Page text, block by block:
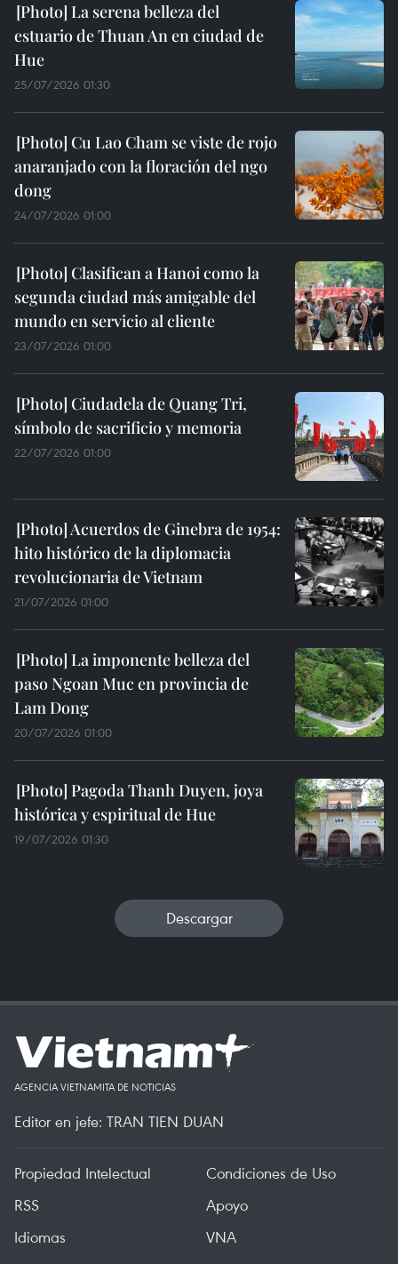
La serena belleza del
estuario de Thuan An en ciudad de
Hue
25/07/2026 01:30
Cu Lao Cham se viste de rojo
anaranjado con la floración del ngo
dong
24/07/2026 01:00
Clasifican a Hanoi como la
segunda ciudad más amigable del
mundo en servicio al cliente
23/07/2026 01:00
Ciudadela de Quang Tri,
símbolo de sacrificio y memoria
22/07/2026 01:00
Acuerdos de Ginebra de 1954:
hito histórico de la diplomacia
revolucionaria de Vietnam
21/07/2026 01:00
La imponente belleza del
paso Ngoan Muc en provincia de
Lam Dong
20/07/2026 01:00
Pagoda Thanh Duyen, joya
histórica y espiritual de Hue
19/07/2026 01:30
Descargar
AGENCIA VIETNAMITA DE NOTICIAS
Editor en jefe: TRAN TIEN DUAN
Propiedad Intelectual
Condiciones de Uso
RSS
Apoyo
Idiomas
VNA